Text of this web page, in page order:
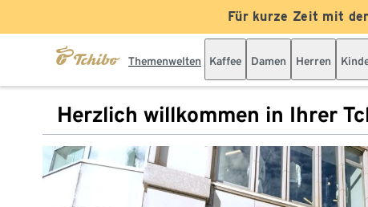
Für kurze Zeit mit
Themenwelten Kaffee Damen Herren
Herzlich willkommen in Ihrer